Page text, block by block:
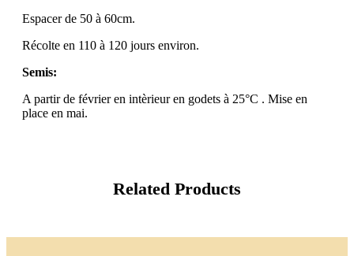
Espacer de 50 à 60cm.
Récolte en 110 à 120 jours environ.
Semis:
A partir de février en intèrieur en godets à 25°C . Mise en
place en mai.
Related Products